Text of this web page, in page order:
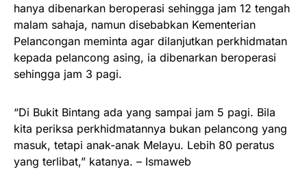
hanya dibenarkan beroperasi sehingga jam 12 tengah
malam sahaja, namun disebabkan Kementerian
Pelancongan meminta agar dilanjutkan perkhidmatan
kepada pelancong asing, ia dibenarkan beroperasi
sehingga jam 3 pagi.
“Di Bukit Bintang ada yang sampai jam 5 pagi. Bila
kita periksa perkhidmatannya bukan pelancong yang
masuk, tetapi anak-anak Melayu. Lebih 80 peratus
yang terlibat,” katanya. – Ismaweb